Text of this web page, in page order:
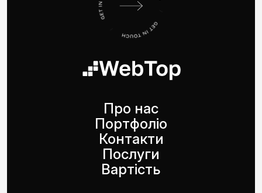
Про нас
Портфоліо
Контакти
Послуги
Вартість